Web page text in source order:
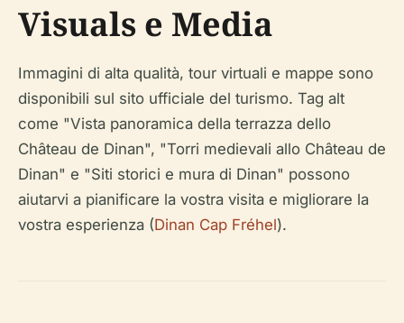
Visuals e Media
Immagini di alta qualità, tour virtuali e mappe sono
disponibili sul sito ufficiale del turismo. Tag alt
come "Vista panoramica della terrazza dello
Château de Dinan", "Torri medievali allo Château de
Dinan" e "Siti storici e mura di Dinan" possono
aiutarvi a pianificare la vostra visita e migliorare la
vostra esperienza (Dinan Cap Fréhel).